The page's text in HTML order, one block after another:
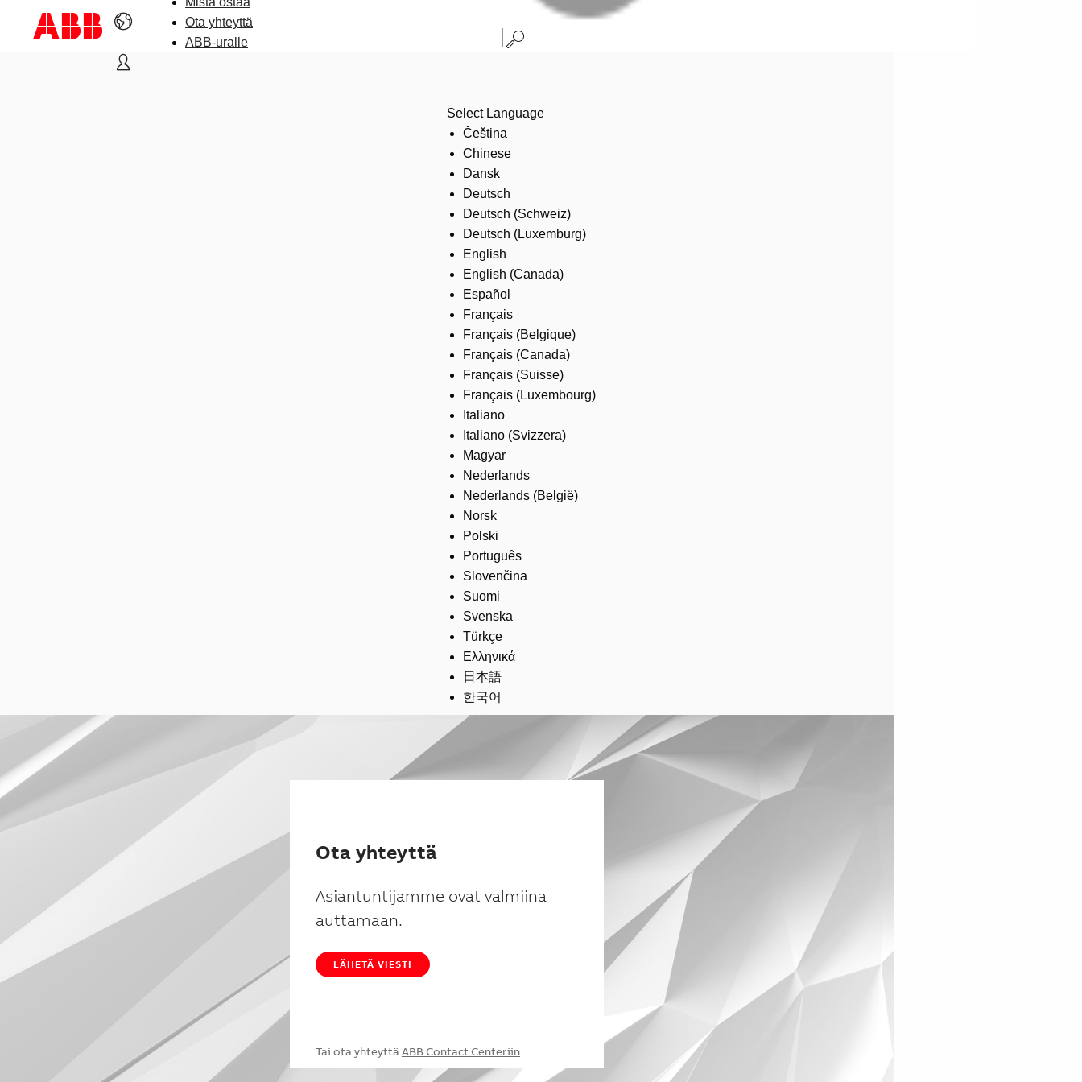
Ota yhteyttä
ABB-uralle
Select Language
Čeština
Chinese
Dansk
Deutsch
Deutsch (Schweiz)
Deutsch (Luxemburg)
English
English (Canada)
Español
Français
Français (Belgique)
Français (Canada)
Français (Suisse)
Français (Luxembourg)
Italiano
Italiano (Svizzera)
Magyar
Nederlands
Nederlands (België)
Norsk
Polski
Português
Slovenčina
Suomi
Svenska
Türkçe
Ελληνικά
日本語
한국어
Ota yhteyttä
Asiantuntijamme ovat valmiina
auttamaan.
LÄHETÄ VIESTI
Tai ota yhteyttäABB Contact Centeriin